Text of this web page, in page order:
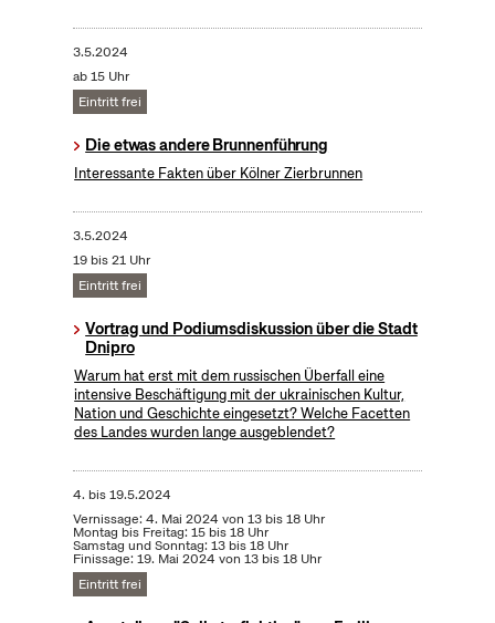
3.5.2024
ab 15 Uhr
Eintritt frei
Die etwas andere Brunnenführung
Interessante Fakten über Kölner Zierbrunnen
3.5.2024
19 bis 21 Uhr
Eintritt frei
Vortrag und Podiumsdiskussion über die Stadt
Dnipro
Warum hat erst mit dem russischen Überfall eine
intensive Beschäftigung mit der ukrainischen Kultur,
Nation und Geschichte eingesetzt? Welche Facetten
des Landes wurden lange ausgeblendet?
4. bis19.5.2024
Vernissage: 4. Mai 2024 von 13 bis 18 Uhr
Montag bis Freitag: 15 bis 18 Uhr
Samstag und Sonntag: 13 bis 18 Uhr
Finissage: 19. Mai 2024 von 13 bis 18 Uhr
Eintritt frei